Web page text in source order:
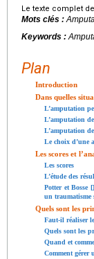
Le texte complet
Mots clés :
Keywords :
Plan
Introduction
Dans quelles
L’amputation
L’amputation
L’amputation de
Le choix d’une
Les scores et
Les scores
L’étude des
Potter et Bosse [
un traumatisme
Quels sont les
Faut-il réaliser
Quels sont les
Quand et
Comment gérer